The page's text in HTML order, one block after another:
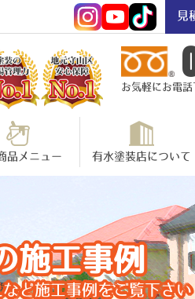
見
お気軽にお電
品メニュー 有水塗装店について
施工事例
ど施工事例をご覧下さい